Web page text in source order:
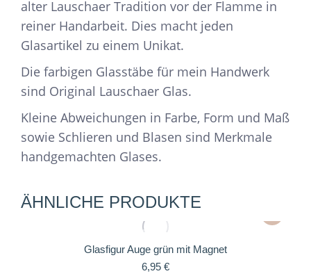
alter Lauschaer Tradition vor der Flamme in
reiner Handarbeit. Dies macht jeden
Glasartikel zu einem Unikat.
Die farbigen Glasstäbe für mein Handwerk
sind Original Lauschaer Glas.
Kleine Abweichungen in Farbe, Form und Maß
sowie Schlieren und Blasen sind Merkmale
handgemachten Glases.
ÄHNLICHE PRODUKTE
Glasfigur Auge grün mit Magnet
6,95 €